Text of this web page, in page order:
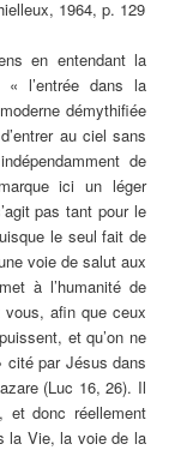
1964, p. 129
en entendant la
« l’entrée dans la
démythifiée
au ciel sans
de
ici un léger
pas tant pour le
le seul fait de
voie de salut aux
à l’humanité de
afin que ceux
et qu’on ne
cité par Jésus dans
(Luc 16, 26). Il
et donc réellement
la Vie, la voie de la